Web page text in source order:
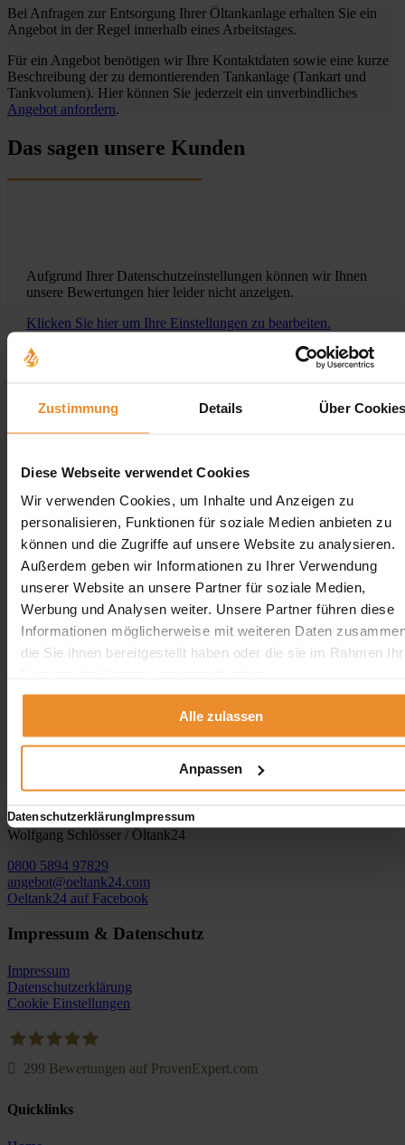
Zustimmung Details Über
Diese Webseite verwendet Cookies
Wir verwenden Cookies, um Inhalte und Anzeigen zu
personalisieren, Funktionen für soziale Medien anbieten zu
können und die Zugriffe auf unsere Website zu analysieren.
Außerdem geben wir Informationen zu Ihrer Verwendung
unserer Website an unsere Partner für soziale Medien,
Werbung und Analysen weiter. Unsere Partner führen diese
Informationen möglicherweise mit weiteren Daten
die Sie ihnen bereitgestellt haben oder die sie im Rahmen
Alle zulassen
Anpassen
DatenschutzerklärungImpressum
Bei Anfragen zur Entsorgung Ihrer Öltankanlage erhalten Sie ein
Angebot in der Regel innerhalb eines Arbeitstages.
Für ein Angebot benötigen wir Ihre Kontaktdaten sowie eine kurze
Beschreibung der zu demontierenden Tankanlage (Tankart und
Tankvolumen). Hier können Sie jederzeit ein unverbindliches
Angebot anfordern.
Das sagen unsere Kunden
Aufgrund Ihrer Datenschutzeinstellungen können wir Ihnen
unsere Bewertungen hier leider nicht anzeigen.
Klicken Sie hier um Ihre Einstellungen zu bearbeiten.
Jetzt individuelle Anfrage senden. Klicken Sie
gerne ein unverbindliches Angebot!
Aufgrund Ihrer Datenschutzeinstellungen können wir Ihnen
unsere ProvenExpert Bewertungen hier leider nicht anzeigen.
Klicken Sie hier um Ihre Einstellungen zu bearbeiten.
Kontakt
Wolfgang Schlösser / Öltank24
0800 5894 97829
angebot@oeltank24.com
Oeltank24 auf Facebook
Impressum & Datenschutz
Impressum
Datenschutzerklärung
Cookie Einstellungen
299 Bewertungen auf ProvenExpert.com
Quicklinks